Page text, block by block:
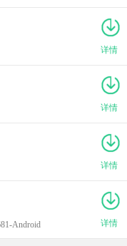
详情
详情
详情
Android
详情